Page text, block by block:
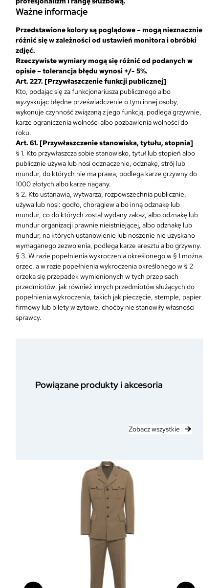
Ważne informacje
Przedstawione kolory są poglądowe – mogą nieznacznie
różnić się w zależności od ustawień monitora i obróbki
zdjęć.
Rzeczywiste wymiary mogą się różnić od podanych w
opisie – tolerancja błędu wynosi +/- 5%.
Art. 227. [Przywłaszczenie funkcji publicznej]
Kto, podając się za funkcjonariusza publicznego albo
wyzyskując błędne przeświadczenie o tym innej osoby,
wykonuje czynność związaną z jego funkcją, podlega grzywnie,
karze ograniczenia wolności albo pozbawienia wolności do
roku.
Art. 61. [Przywłaszczenie stanowiska, tytułu, stopnia]
§ 1. Kto przywłaszcza sobie stanowisko, tytuł lub stopień albo
publicznie używa lub nosi odznaczenie, odznakę, strój lub
mundur, do których nie ma prawa, podlega karze grzywny do
1000 złotych albo karze nagany.
§ 2. Kto ustanawia, wytwarza, rozpowszechnia publicznie,
używa lub nosi: godło, chorągiew albo inną odznakę lub
mundur, co do których został wydany zakaz, albo odznakę lub
mundur organizacji prawnie nieistniejącej, albo odznakę lub
mundur, na których ustanowienie lub noszenie nie uzyskano
wymaganego zezwolenia, podlega karze aresztu albo grzywny.
§ 3. W razie popełnienia wykroczenia określonego w § 1 można
orzec, a w razie popełnienia wykroczenia określonego w § 2
orzeka się przepadek wymienionych w tych przepisach
przedmiotów, jak również innych przedmiotów służących do
popełnienia wykroczenia, takich jak pieczęcie, stemple, papier
firmowy lub bilety wizytowe, choćby nie stanowiły własności
sprawcy.
Powiązane produkty i akcesoria
Zobacz wszystkie